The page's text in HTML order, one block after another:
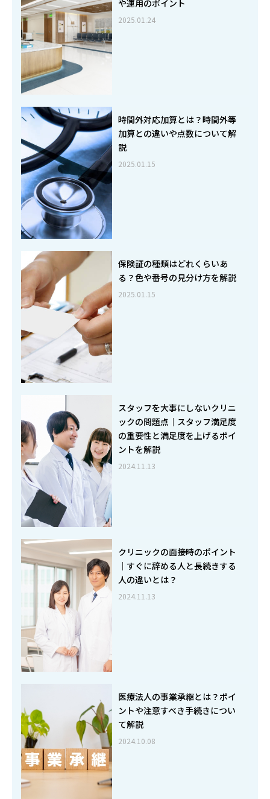
や運用のポイント
2025.01.24
時間外対応加算とは？時間外等
加算との違いや点数について解
説
2025.01.15
保険証の種類はどれくらいあ
る？色や番号の見分け方を解説
2025.01.15
スタッフを大事にしないクリニ
ックの問題点｜スタッフ満足度
の重要性と満足度を上げるポイ
ントを解説
2024.11.13
クリニックの面接時のポイント
｜すぐに辞める人と長続きする
人の違いとは？
2024.11.13
医療法人の事業承継とは？ポイ
ントや注意すべき手続きについ
て解説
2024.10.08